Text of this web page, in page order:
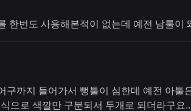
한번도 사용해본적이 없는데 예전 남툴
구까지 들어가서 뻥툴이 심한데 예전 아
으로 색깔만 구분되서 두개로 되더라구